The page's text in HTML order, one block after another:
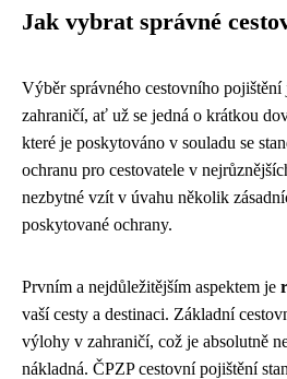
Jak vybrat správné
Výběr správného cestovního
zahraničí, ať už se jedná o krátkou
které je poskytováno v souladu se
ochranu pro cestovatele v
nezbytné vzít v úvahu několik
poskytované ochrany.
Prvním a nejdůležitějším aspektem je
vaší cesty a destinaci. Základní
výlohy v zahraničí, což je absolutně
nákladná. ČPZP cestovní pojištění